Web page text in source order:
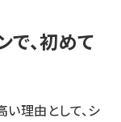
、初めて
理由として、シ